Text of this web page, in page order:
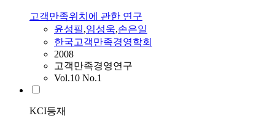
고객만족위치에 관한 연구
윤성필,임성욱,손은일
한국고객만족경영학회
2008
고객만족경영연구
Vol.10 No.1
KCI등재